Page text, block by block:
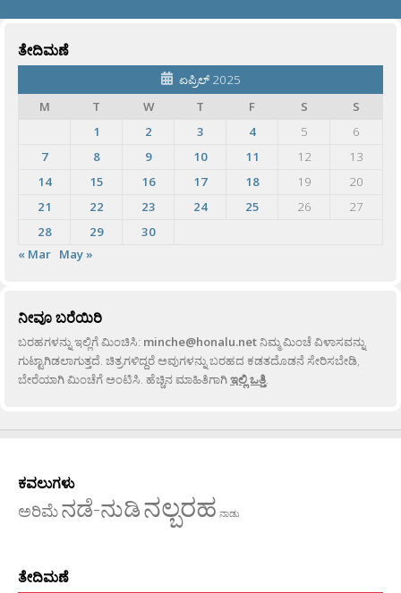
ತೇದಿಮಣೆ
ಏಪ್ರಿಲ್ 2025
M
T W T F S
S
1
2 3 4 5
6
7
8 9 10 11 12
13
14
15 16 17 18 19
20
21
22 23 24 25 26
27
28
29
30
« Mar May »
ನೀವೂ ಬರೆಯಿರಿ
ಬರಹಗಳನ್ನು ಇಲ್ಲಿಗೆ ಮಿಂಚಿಸಿ: minche@honalu.netನಿಮ್ಮ ಮಿಂಚೆ ವಿಳಾಸವನ್ನು
ಗುಟ್ಟಾಗಿಡಲಾಗುತ್ತದೆ. ಚಿತ್ರಗಳಿದ್ದರೆ ಅವುಗಳನ್ನು ಬರಹದ ಕಡತದೊಡನೆ ಸೇರಿಸಬೇಡಿ,
ಬೇರೆಯಾಗಿ ಮಿಂಚೆಗೆ ಅಂಟಿಸಿ. ಹೆಚ್ಚಿನ ಮಾಹಿತಿಗಾಗಿಇಲ್ಲಿ ಒತ್ತಿ.
ಕವಲುಗಳು
ಅರಿಮೆನಡೆ-ನುಡಿನಲ್ಬರಹ ನಾಡು
ತೇದಿಮಣೆ